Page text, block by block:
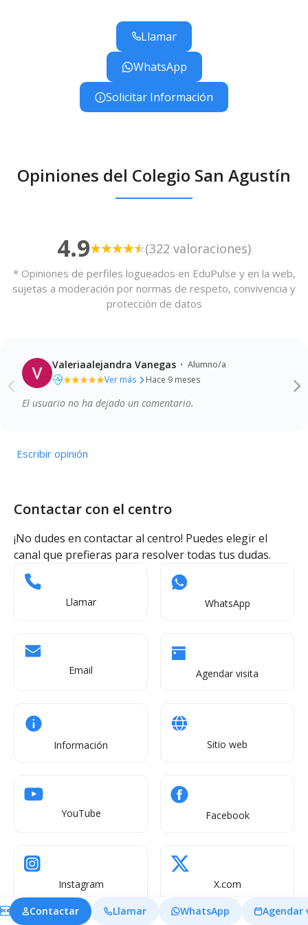
Llamar
WhatsApp
Solicitar Información
Opiniones del Colegio San Agustín
4.9 (322 valoraciones)
* Opiniones de perfiles logueados en EduPulse y en la web,
sujetas a moderación por normas de respeto, convivencia y
protección de datos
Valeriaalejandra Vanegas · Alumno/a
Ver más
Hace 9 meses
Calidad de la enseñanza
El usuario no ha dejado un comentario.
Escribir opinión
Contactar con el centro
¡No dudes en contactar al centro! Puedes elegir el
canal que prefieras para resolver todas tus dudas.
Llamar WhatsApp
Email Agendar visita
Información Sitio web
YouTube Facebook
Instagram X.com
 Contactar Llamar WhatsApp Agendar